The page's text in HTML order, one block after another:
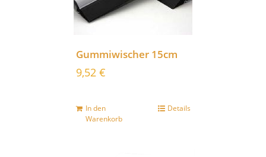
Gummiwischer 15cm
9,52 €
In den
Warenkorb
Details